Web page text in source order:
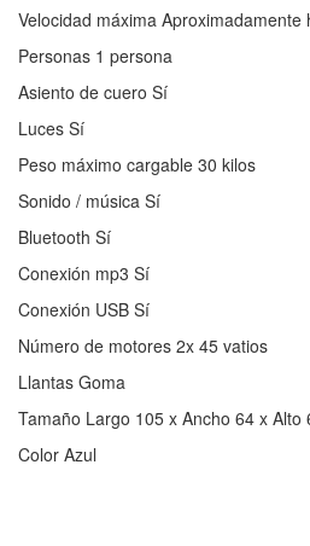
Velocidad máxima Aproximadamente
Personas 1 persona
Asiento de cuero Sí
Luces Sí
Peso máximo cargable 30 kilos
Sonido / música Sí
Bluetooth Sí
Conexión mp3 Sí
Conexión USB Sí
Número de motores 2x 45 vatios
Llantas Goma
Tamaño Largo 105 x Ancho 64 x Alto
Color Azul